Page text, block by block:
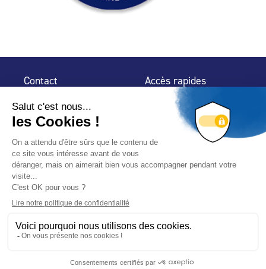
Contact
32 rue de Mogador
75 009 Paris
Accès rapides
Espace Presse
Trouver un
professionnel
Nous suivre